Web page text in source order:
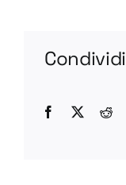
Facebook
X